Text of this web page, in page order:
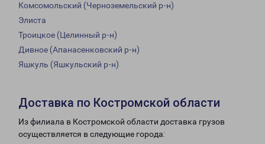
Комсомольский (Черноземельский р-н)
Элиста
Троицкое (Целинный р-н)
Дивное (Апанасенковский р-н)
Яшкуль (Яшкульский р-н)
Доставка по Костромской области
Из филиала в Костромской области доставка грузов
осуществляется в следующие города: